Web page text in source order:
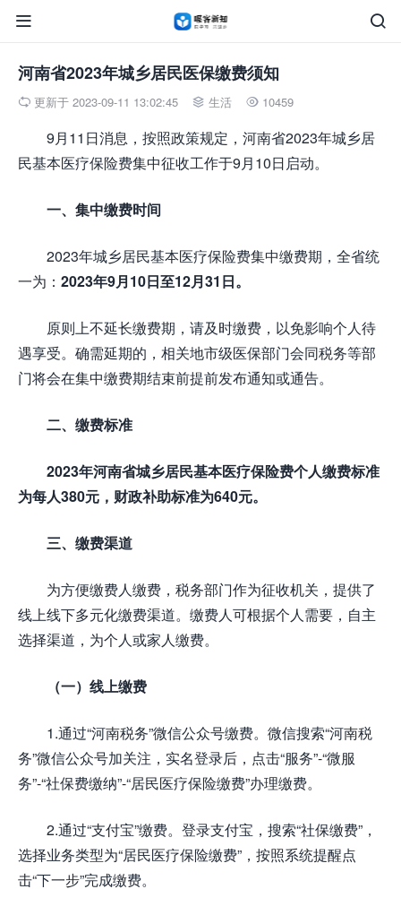


河南省2023年城乡居民医保缴费须知
 更新于 2023-09-11 13:02:45  生活  10459
9月11日消息，按照政策规定，河南省2023年城乡居
民基本医疗保险费集中征收工作于9月10日启动。
一、集中缴费时间
2023年城乡居民基本医疗保险费集中缴费期，全省统
一为： 2023年9月10日至12月31日。
原则上不延长缴费期，请及时缴费，以免影响个人待
遇享受。确需延期的，相关地市级医保部门会同税务等部
门将会在集中缴费期结束前提前发布通知或通告。
二、缴费标准
2023年河南省城乡居民基本医疗保险费个人缴费标准
为每人380元，财政补助标准为640元。
三、缴费渠道
为方便缴费人缴费，税务部门作为征收机关，提供了
线上线下多元化缴费渠道。缴费人可根据个人需要，自主
选择渠道，为个人或家人缴费。
（一）线上缴费
1.通过“河南税务”微信公众号缴费。微信搜索“河南税
务”微信公众号加关注，实名登录后，点击“服务”-“微服
务”-“社保费缴纳”-“居民医疗保险缴费”办理缴费。
2.通过“支付宝”缴费。登录支付宝，搜索“社保缴费”，
选择业务类型为“居民医疗保险缴费”，按照系统提醒点
击“下一步”完成缴费。